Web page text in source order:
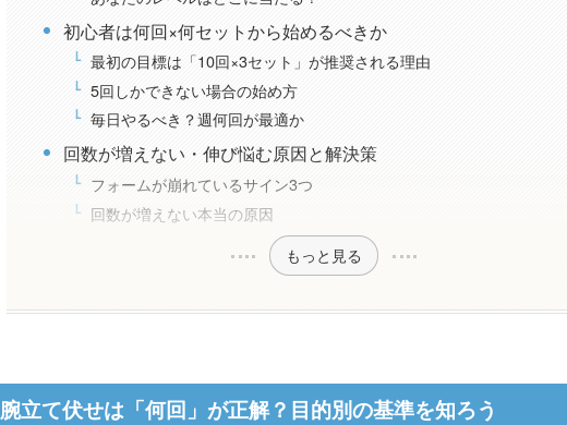
初心者は何回×何セットから始めるべきか
最初の目標は「10回×3セット」が推奨される理由
5回しかできない場合の始め方
毎日やるべき？週何回が最適か
回数が増えない・伸び悩む原因と解決策
フォームが崩れているサイン3つ
回数が増えない本当の原因
もっと見る
腕立て伏せは「何回」が正解？目的別の基準を知ろう